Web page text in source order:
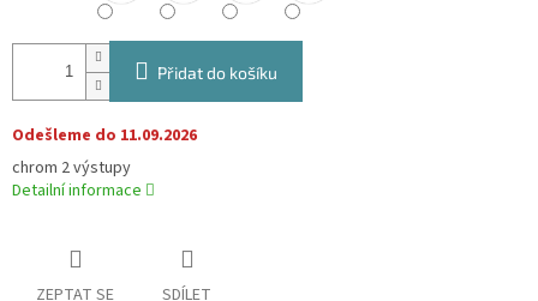
Přidat do košíku
Odešleme do 11.09.2026
chrom 2 výstupy
Detailní informace
ZEPTAT SE SDÍLET